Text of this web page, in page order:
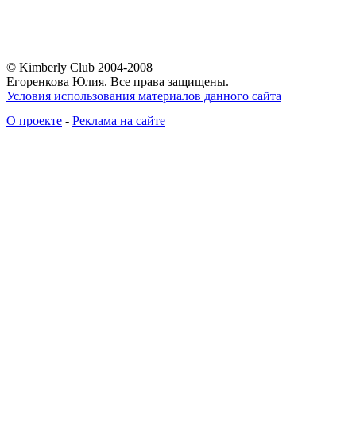
© Kimberly Club 2004-2008
Егоренкова Юлия. Все права защищены.
Условия использования материалов данного сайта
О проекте - Реклама на сайте